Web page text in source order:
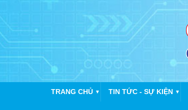
TRANG CHỦ ▼ TIN TỨC - SỰ KIỆN ▼